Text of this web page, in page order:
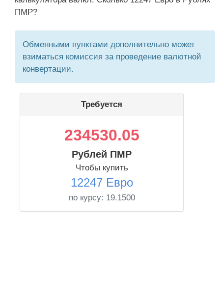
ПМР?
Обменными пунктами дополнительно может
взиматься комиссия за проведение валютной
конвертации.
Требуется
234530.05
Рублей ПМР
Чтобы купить
12247 Евро
по курсу: 19.1500